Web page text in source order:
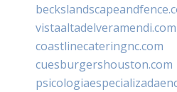
vistaaltadelveramendi.com
coastlinecateringnc.com
cuesburgershouston.com